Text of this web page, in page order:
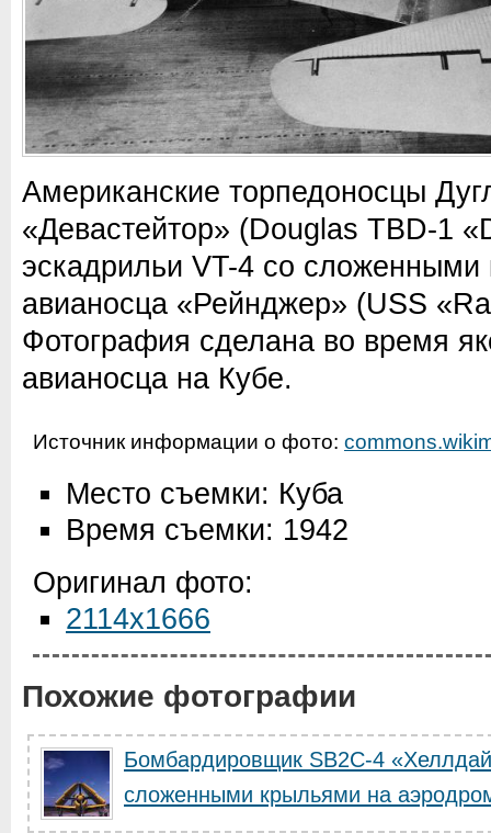
Американские торпедоносцы
«Девастейтор» (Douglas TBD-1
эскадрильи VT-4 со
авианосца «Рейнджер» (USS
Фотография сделана во время
авианосца на Кубе.
Источник информации о фото:
Место съемки: Куба
Время съемки: 1942
Оригинал фото:
2114x1666
Похожие фотографии
Бомбардировщик SB2C-4
сложенными крыльями на